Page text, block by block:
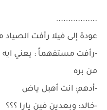
.................
عودة إلى فيلا رأفت الصياد
-رأفت مستفهماً : يعني ايه
من بره
-أدهم: انت أهبل ياض
-خالد: وبعدين فين يارا ؟؟؟